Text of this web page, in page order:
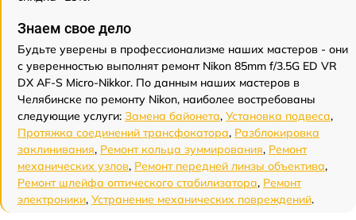
Знаем свое дело
Будьте уверены в профессионализме наших мастеров - они
с уверенностью выполнят ремонт Nikon 85mm f/3.5G ED VR
DX AF-S Micro-Nikkor. По данным наших мастеров в
Челябинске по ремонту Nikon, наиболее востребованы
следующие услуги: Замена байонета, Установка подвеса,
Протяжка соединений трансфокатора, Разблокировка
заклинивания, Ремонт кольца зуммирования, Ремонт
механических узлов, Ремонт передней линзы объектива,
Ремонт шлейфа оптического стабилизатора, Ремонт
электроники, Устранение механических повреждений.